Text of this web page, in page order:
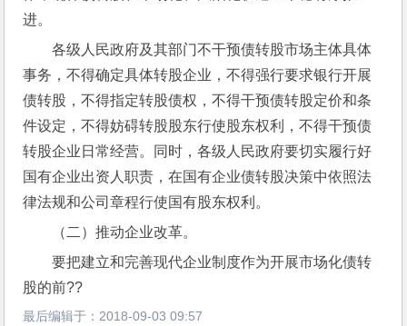
进。
各级人民政府及其部门不干预债转股市场主体具体
事务，不得确定具体转股企业，不得强行要求银行开展
债转股，不得指定转股债权，不得干预债转股定价和条
件设定，不得妨碍转股股东行使股东权利，不得干预债
转股企业日常经营。同时，各级人民政府要切实履行好
国有企业出资人职责，在国有企业债转股决策中依照法
律法规和公司章程行使国有股东权利。
（二）推动企业改革。
要把建立和完善现代企业制度作为开展市场化债转
股的前??
最后编辑于： 2018-09-03 09:57